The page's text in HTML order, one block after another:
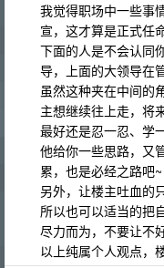
我觉得职场中一些事
宣，这才算是正式任
下面的人是不会认同
导，上面的大领导在
虽然这种夹在中间的
主想继续往上走，将
最好还是忍一忍、学
他给你一些思路，又
累，也是必经之路吧~
另外，让楼主吐血的
所以也可以适当的把
尽力而为，不要让不
以上纯属个人观点，